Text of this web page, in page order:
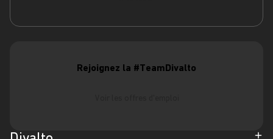
Rejoignez la #TeamDivalto